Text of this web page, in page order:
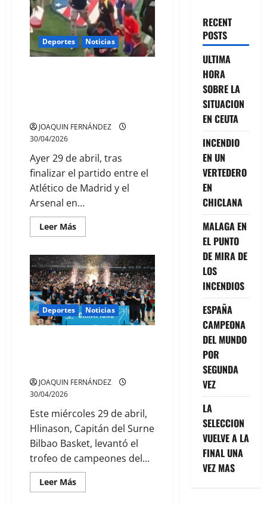
Deportes Noticias
JOAQUIN FERNÁNDEZ
30/04/2026
Ayer 29 de abril, tras
finalizar el partido entre el
Atlético de Madrid y el
Arsenal en...
Leer MásLeer
más
GIULIANO
SIMEONE
DISCUTE
CON
BEN
WHITE
POR
PISAR
EL
Deportes Noticias
JOAQUIN FERNÁNDEZ
30/04/2026
Este miércoles 29 de abril,
Hlinason, Capitán del Surne
Bilbao Basket, levantó el
trofeo de campeones del...
Leer MásLeer
más
RECENT
POSTS
ULTIMA
HORA
SOBRE LA
SITUACION
EN CEUTA
INCENDIO
EN UN
VERTEDERO
EN
CHICLANA
MALAGA EN
EL PUNTO
DE MIRA DE
LOS
INCENDIOS
ESPAÑA
CAMPEONA
DEL MUNDO
POR
SEGUNDA
VEZ
LA
SELECCION
VUELVE A LA
FINAL UNA
VEZ MAS